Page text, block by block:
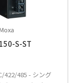
S-ST
422/485 - シング